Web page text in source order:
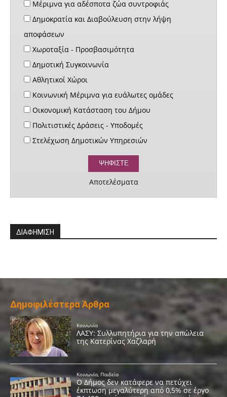
Μέριμνα για αδέσποτα ζώα συντροφιάς
Δημοκρατία και Διαβούλευση στην λήψη
αποφάσεων
Χωροταξία - Προσβασιμότητα
Δημοτική Συγκοινωνία
Αθλητικοί Χώροι
Κοινωνική Μέριμνα για ευάλωτες ομάδες
Οικονομική Κατάσταση του Δήμου
Πολιτιστικές Δράσεις - Υποδομές
Στελέχωση Δημοτικών Υπηρεσιών
Αποτελέσματα
ΔΙΑΦΗΜΙΣΗ
Δημοφιλέστερα Άρθρα